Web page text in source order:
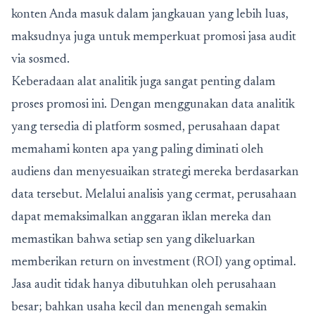
konten Anda masuk dalam jangkauan yang lebih luas,
maksudnya juga untuk memperkuat promosi jasa audit
via sosmed.
Keberadaan alat analitik juga sangat penting dalam
proses promosi ini. Dengan menggunakan data analitik
yang tersedia di platform sosmed, perusahaan dapat
memahami konten apa yang paling diminati oleh
audiens dan menyesuaikan strategi mereka berdasarkan
data tersebut. Melalui analisis yang cermat, perusahaan
dapat memaksimalkan anggaran iklan mereka dan
memastikan bahwa setiap sen yang dikeluarkan
memberikan return on investment (ROI) yang optimal.
Jasa audit tidak hanya dibutuhkan oleh perusahaan
besar; bahkan usaha kecil dan menengah semakin